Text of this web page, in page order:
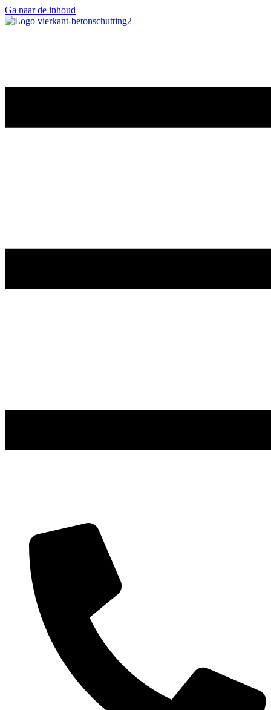
Ga naar de inhoud